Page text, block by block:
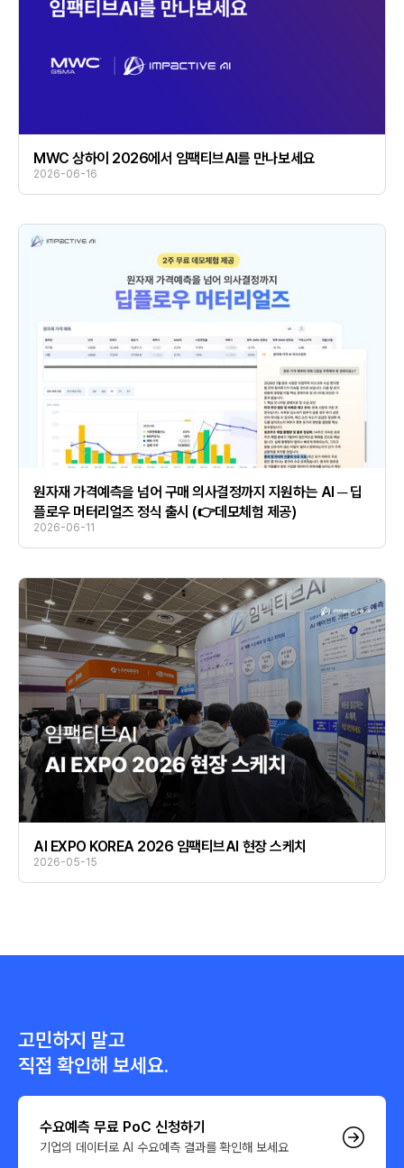
MWC 상하이 2026에서 임팩티브AI를 만나보세요
2026-06-16
원자재 가격예측을 넘어 구매 의사결정까지 지원하는 AI ─ 딥
플로우 머터리얼즈 정식 출시 (👉데모체험 제공)
2026-06-11
AI EXPO KOREA 2026 임팩티브AI 현장 스케치
2026-05-15
고민하지 말고
직접 확인해 보세요.
수요예측 무료 PoC 신청하기
기업의 데이터로 AI 수요예측 결과를 확인해 보세요